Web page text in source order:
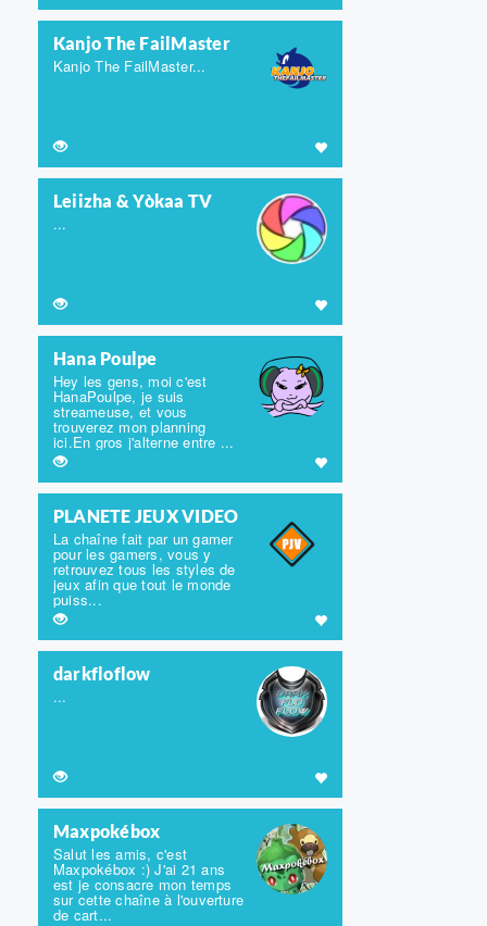
Kanjo The FailMaster
Kanjo The FailMaster...
Leiizha & Yòkaa TV
...
Hana Poulpe
Hey les gens, moi c'est
HanaPoulpe, je suis
streameuse, et vous
trouverez mon planning
ici.En gros j'alterne entre ...
PLANETE JEUX VIDEO
La chaîne fait par un gamer
pour les gamers, vous y
retrouvez tous les styles de
jeux afin que tout le monde
puiss...
darkfloflow
...
Maxpokébox
Salut les amis, c'est
Maxpokébox :) J'ai 21 ans
est je consacre mon temps
sur cette chaîne à l'ouverture
de cart...